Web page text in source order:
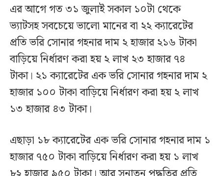
এর আগে গত ৩১ জুলাই সকাল ১০টা থেকে
ভ্যাটসহ সবচেয়ে ভালো মানের বা ২২ ক্যারেটের
প্রতি ভরি সোনার গহনার দাম ২ হাজার ২১৬ টাকা
বাড়িয়ে নির্ধারণ করা হয় ২ লাখ ২৩ হাজার ৭৪
টাকা। ২১ ক্যারেটের এক ভরি সোনার গহনার দাম ২
হাজার ১০০ টাকা বাড়িয়ে নির্ধারণ করা হয় ২ লাখ
১৩ হাজার ৪৩ টাকা।
এছাড়া ১৮ ক্যারেটের এক ভরি সোনার গহনার দাম ১
হাজার ৭৫০ টাকা বাড়িয়ে নির্ধারণ করা হয় ১ লাখ